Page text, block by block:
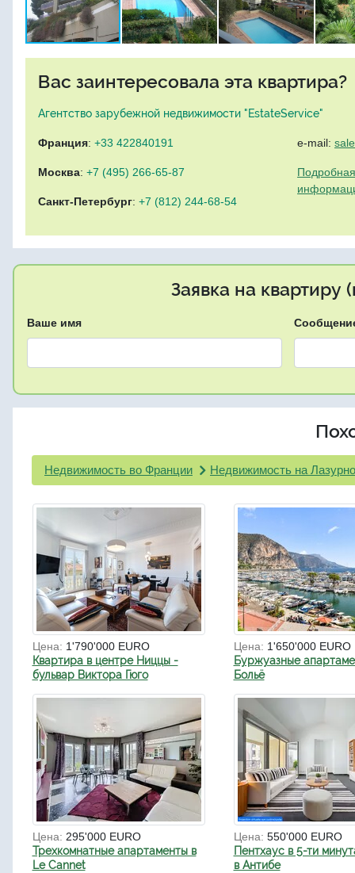
Вас заинтересовала эта квартира?
Агентство зарубежной недвижимости "EstateService"
Франция: +33 422840191
Москва: +7 (495) 266-65-87
Санкт-Петербург: +7 (812) 244-68-54
e-mail:
Заявка на квартиру
Ваше имя
Недвижимость во Франции Недвижимость на
Цена: 1'790'000 EURO
Квартира в центре Ниццы -
бульвар Виктора Гюго
Цена: 1'650'000 EURO
Буржуазные
Больё
Цена: 295'000 EURO
Трехкомнатные апартаменты в
Le Cannet
Цена: 550'000 EURO
Пентхаус в 5-ти
в Антибе